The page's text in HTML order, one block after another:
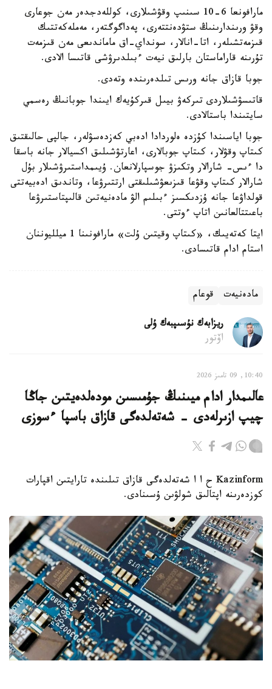
مارافونعا 6-10 سىنىپ وقۋشىلارى، كوللەدجدەر مەن جوعارى
وقۋ ورىندارىنىڭ ستۋدەنتتەرى، پەداگوگتەر، مەملەكەتتىك
قىزمەتشىلەر، اتا-انالار، سونداي-اق ماماندىعى مەن قىزمەت
تۇرىنە قاراماستان بارلىق نيەت ءبىلدىرۋشى قاتىسا الادى.
جوبا قازاق جانە ورىس تىلدەرىندە وتەدى.
قاتىسۋشىلاردى تىركەۋ بيىل قىركۇيەك ايىندا جوبانىڭ رەسمي
سايتىندا باستالادى.
جوبا اياسىندا كۇزدە ەلوردادا ادەبي كەزدەسۋلەر، جالپى حالىقتىق
كىتاپ وقۋلار، كىتاپ جوبالارى، اعارتۋشىلىق اكسيالار جانە باسقا
دا ءىس- شارالار وتكىزۋ جوسپارلانعان. ۇيىمداستىرۋشىلار بۇل
شارالار كىتاپ وقۋعا قىزىعۋشىلىقتى ارتتىرۋعا، وتاندىق ادەبيەتتى
قولداۋعا جانە ۇزدىكسىز ءبىلىم الۋ مادەنيەتىن قالىپتاستىرۋعا
باعىتتالعانىن اتاپ ءوتتى.
ايتا كەتەيىك، «كىتاپ وقيتىن ۇلت» مارافونىنا 1 ميلليوننان
استام ادام قاتىسادى.
مادەنيەت قوعام
ريزابەك نۇسىپبەك ۇلى
اۆتور
10:40, 09 تامىز 2026
عالىمدار ادام ميىنىڭ جۇمىسىن مودەلدەيتىن جاڭا
چيپ ازىرلەدى - شەتەلدەگى قازاق باسپا ءسوزى
Kazinform ح ا ا شەتەلدەگى قازاق تىلىندە تارايتىن اقپارات
كوزدەرىنە اپتالىق شولۋىن ۇسىنادى.